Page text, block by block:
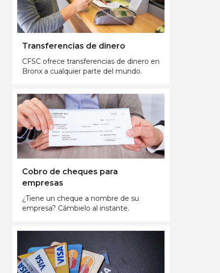
Transferencias de dinero
CFSC ofrece transferencias de dinero en
Bronx a cualquier parte del mundo.
Cobro de cheques para
empresas
¿Tiene un cheque a nombre de su
empresa? Cámbielo al instante.